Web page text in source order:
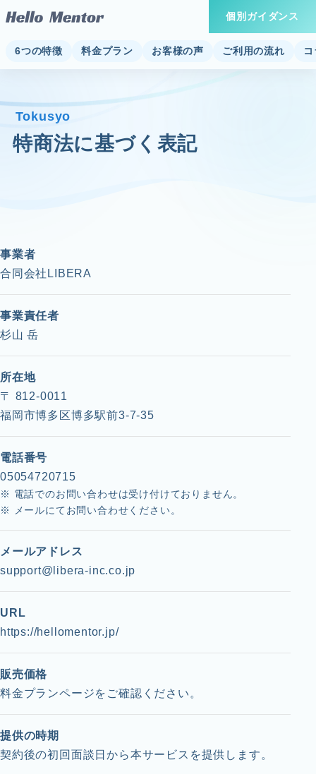
個別ガイダンス
6つの特徴 料金プラン お客様の声 ご利用の流れ
Tokusyo
特商法に基づく表記
事業者
合同会社LIBERA
事業責任者
杉山 岳
所在地
〒 812-0011
福岡市博多区博多駅前3-7-35
電話番号
05054720715
※ 電話でのお問い合わせは受け付けておりません。
※ メールにてお問い合わせください。
メールアドレス
support@libera-inc.co.jp
URL
https://hellomentor.jp/
販売価格
料金プランページをご確認ください。
提供の時期
契約後の初回面談日から本サービスを提供します。